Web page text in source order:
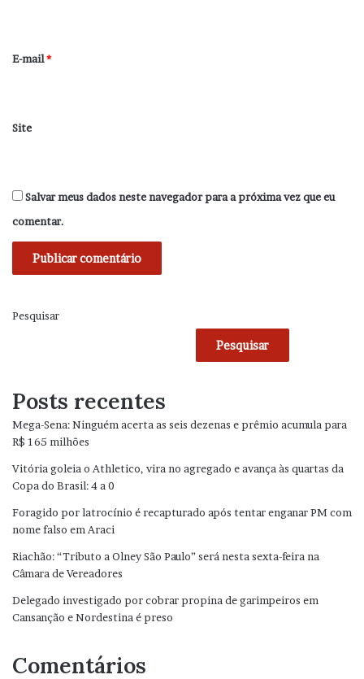
*
E-mail*
Site
Salvar meus dados neste navegador para a próxima vez que eu
comentar.
Pesquisar
Pesquisar
Posts recentes
Mega-Sena: Ninguém acerta as seis dezenas e prêmio acumula para
R$ 165 milhões
Vitória goleia o Athletico, vira no agregado e avança às quartas da
Copa do Brasil: 4 a 0
Foragido por latrocínio é recapturado após tentar enganar PM com
nome falso em Araci
Riachão: “Tributo a Olney São Paulo” será nesta sexta-feira na
Câmara de Vereadores
Delegado investigado por cobrar propina de garimpeiros em
Cansanção e Nordestina é preso
Comentários